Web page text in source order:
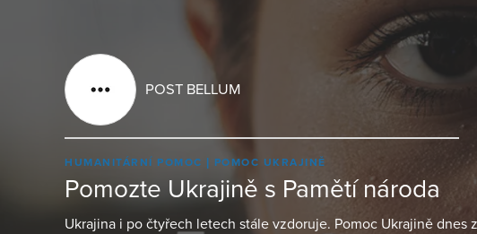
POST BELLUM
HUMANITÁRNÍ POMOC POMOC UKRAJINĚ
Pomozte Ukrajině s Pamětí národa
Ukrajina i po čtyřech letech stále vzdoruje. Pomoc Ukrajině dnes